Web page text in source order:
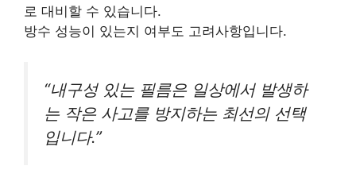
로 대비할 수 있습니다.
방수 성능이 있는지 여부도 고려사항입니다.
“내구성 있는 필름은 일상에서 발생하
는 작은 사고를 방지하는 최선의 선택
입니다.”